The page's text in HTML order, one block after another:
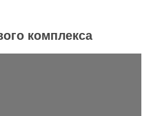
комплекса